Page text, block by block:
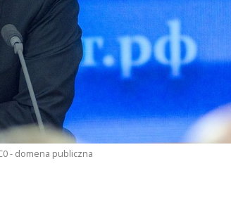
- domena publiczna